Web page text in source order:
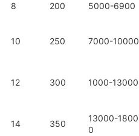
8 200 5000-6900
10 250 7000-10000
12 300 1000-13000
14 350
13000-1800
0